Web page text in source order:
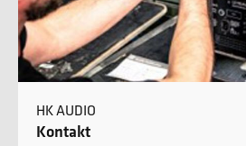
HK AUDIO
Kontakt